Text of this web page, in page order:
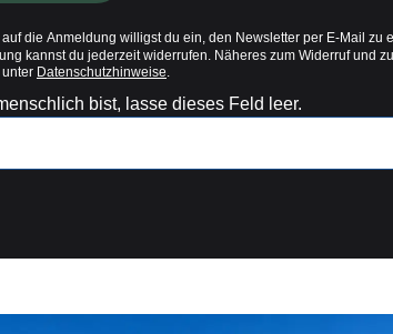
auf die Anmeldung willigst du ein, den Newsletter per E-Mail zu
kannst du jederzeit widerrufen. Näheres zum Widerruf und
unter Datenschutzhinweise.
bist, lasse dieses Feld leer.